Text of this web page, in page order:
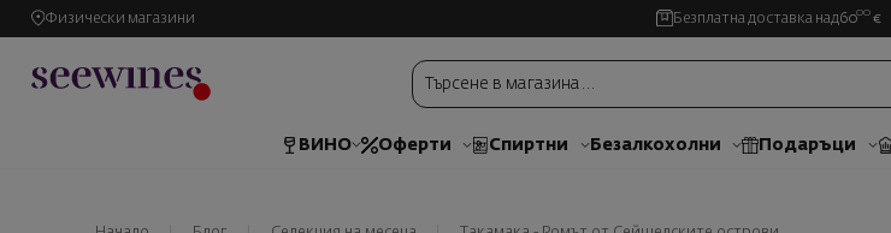
Физически магазини Безплатна доставка над6000 €
ВИНО Оферти Спиртни Безалкохолни Подаръци